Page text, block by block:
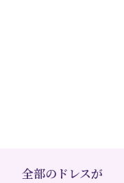
50%OFFでレンタルできる